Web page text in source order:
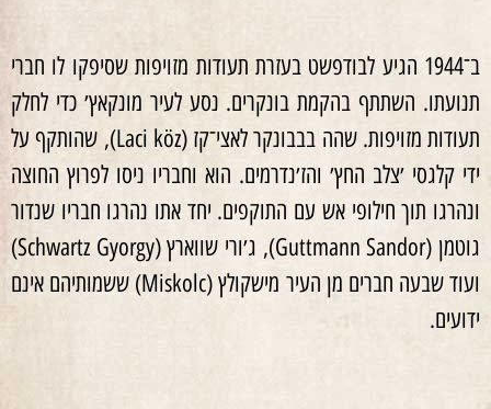
ב־1944 הגיע לבודפשט בעזרת תעודות מזויפות שסיפקו לו חברי
תנועתו. השתתף בהקמת בונקרים. נסע לעיר מונקאץ׳ כדי לחלק
תעודות מזויפות. שהה בבבונקר לאצי־קז (Laci köz), שהותקף על
ידי קלגסי ׳צלב החץ׳ והז׳נדרמים. הוא וחבריו ניסו לפרוץ החוצה
ונהרגו תוך חילופי אש עם התוקפים. יחד אתו נהרגו חבריו שנדור
גוטמן (Guttmann Sandor), ג׳ורי שווארץ (Schwartz Gyorgy)
ועוד שבעה חברים מן העיר מישקולץ (Miskolc) ששמותיהם אינם
ידועים.